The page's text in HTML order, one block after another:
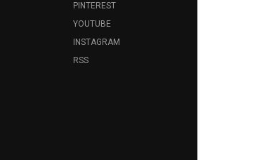
PINTEREST
YOUTUBE
INSTAGRAM
RSS